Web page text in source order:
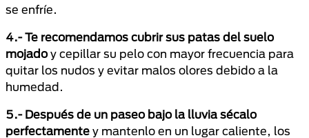
se enfríe.
4.- Te recomendamos cubrir sus patas del suelo
mojadoy cepillar su pelo con mayor frecuencia para
quitar los nudos y evitar malos olores debido a la
humedad.
5.- Después de un paseo bajo la lluvia sécalo
perfectamente y mantenlo en un lugar caliente, los